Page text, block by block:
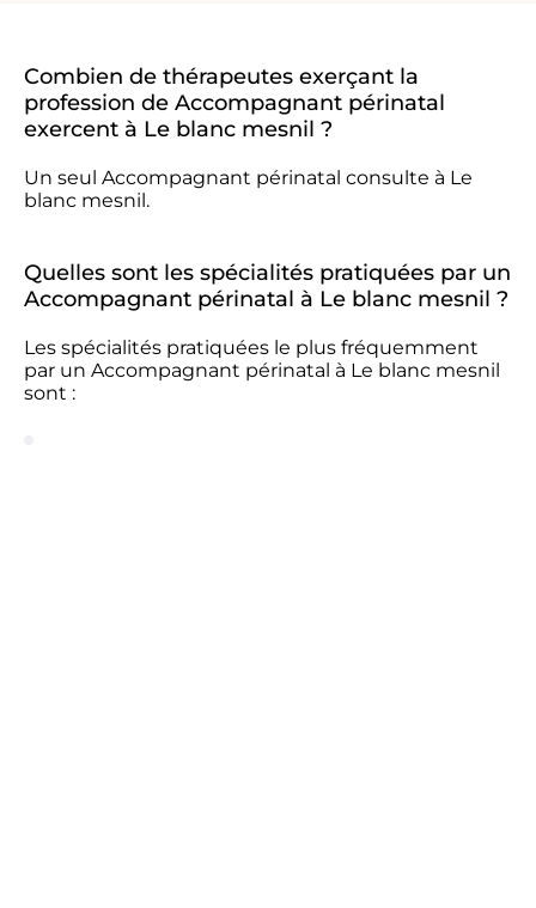
Combien de thérapeutes exerçant la
profession de Accompagnant périnatal
exercent à Le blanc mesnil ?
Un seul Accompagnant périnatal consulte à Le
blanc mesnil.
Quelles sont les spécialités pratiquées par un
Accompagnant périnatal à Le blanc mesnil ?
Les spécialités pratiquées le plus fréquemment
par un Accompagnant périnatal à Le blanc mesnil
sont :